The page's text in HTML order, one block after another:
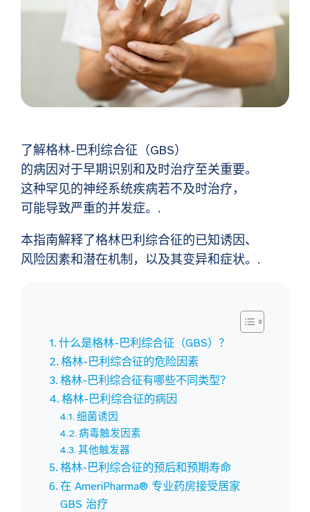
了解格林-巴利综合征（GBS）
的病因对于早期识别和及时治疗至关重要。
这种罕见的神经系统疾病若不及时治疗，
可能导致严重的并发症。.
本指南解释了格林巴利综合征的已知诱因、
风险因素和潜在机制，以及其变异和症状。.
什么是格林-巴利综合征（GBS）？
格林-巴利综合征的危险因素
格林-巴利综合征有哪些不同类型？
格林-巴利综合征的病因
细菌诱因
病毒触发因素
其他触发器
格林-巴利综合征的预后和预期寿命
在 AmeriPharma® 专业药房接受居家
GBS 治疗